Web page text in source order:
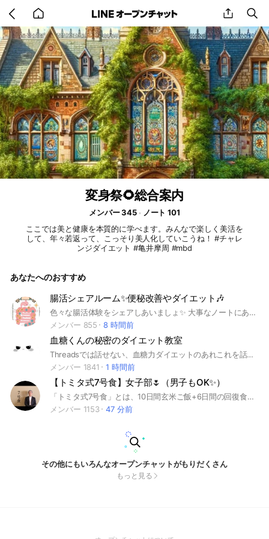
back
to
home
share
変身祭🌻総合案内
メンバー 345
ノート 101
ここでは美と健康を本質的に学べます。みんなで楽しく美活を
して、年々若返って、こっそり美人化していこうね！ #チャレ
ンジダイエット #亀井摩周 #mbd
あなたへのおすすめ
腸活シェアルーム✨便秘改善やダイエット🎶
色々な腸活体験をシェアしあいましょ✨ 大事なノートにあるルールを確認後に投稿してください🙇 入退室の挨拶不要❌ 宣伝・短文連投・スタンプNG❌ リプライ・メンションではなくスレッドの利用をお願いします‼️ 雑談やあいさつ、報告、自己紹介、スタンプなどはサブトークルームにお入りください✨✨ 👉「雑談・あいさつ・自己紹介」 ※スレッド機能を利用するルールに変更したので下記のサブトークルームはいずれ廃止する予定です。 腸活全般 👉「腸活お悩み相談・質問」 便秘解消したい方 👉「便秘お悩み相談・質問」 ダイエットしたい方 👉「ダイエットお悩み相談・質問」 腸内環境を整えて幸せな毎日を送りましょう❗ #腸活 #痩せ菌 #ヤセ菌 #デブ菌 #便秘 #軟便 ＃肌荒れ #ニキビ #吹き出物 #アトピー #カサカサ #善玉菌 #悪玉菌 #日和見菌 #アレルギー #アンチエイジング
メンバー 855
8 時間前
血糖くんの秘密のダイエット教室
Threadsでは話せない、血糖力ダイエットのあれこれを話します🤫
メンバー 1841
1 時間前
【トミタ式7号食】女子部🌷（男子もOK✨）
「トミタ式7号食」とは、10日間玄米ご飯+6日間の回復食、合計16日間玄米ご飯を中心に行う食事法です🌾 こちらのオープンチャットは「トミタ式7号食」に関するご質問やご感想のシェアを行い、みんなで7号食を完遂し、自分の運命を変えることを目的としています。 時々、自由人・冨田船長が質問に答えてくれたりもします♪
メンバー 1153
47 分前
その他にもいろんなオープンチャットがもりだくさん
もっと見る